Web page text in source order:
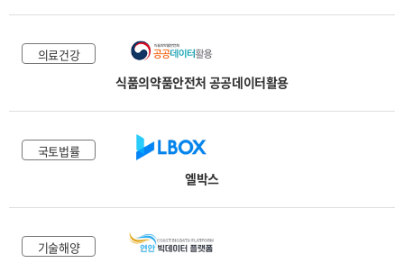
의료건강
식품의약품안전처 공공데이터활용
국토법률
엘박스
기술해양